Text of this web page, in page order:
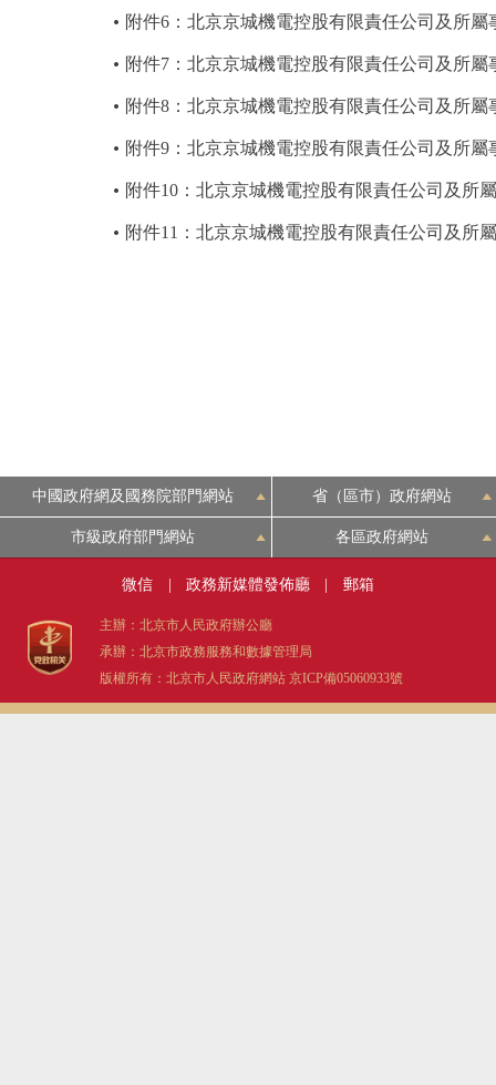
附件6：北京京城機電控股有限責任公司及所
附件7：北京京城機電控股有限責任公司及所
附件8：北京京城機電控股有限責任公司及所
附件9：北京京城機電控股有限責任公司及所
附件10：北京京城機電控股有限責任公司及所
附件11：北京京城機電控股有限責任公司及所
中國政府網及國務院部門網站 省（區市）政府網站
市級政府部門網站 各區政府網站
微信 政務新媒體發佈廳 郵箱
主辦：北京市人民政府辦公廳
承辦：北京市政務服務和數據管理局
版權所有：北京市人民政府網站 京ICP備05060933號